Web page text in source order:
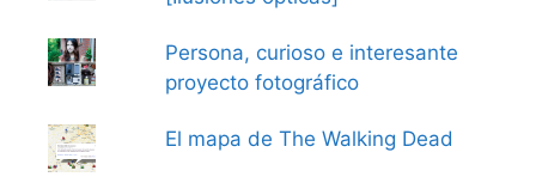
Persona, curioso e interesante
proyecto fotográfico
El mapa de The Walking Dead